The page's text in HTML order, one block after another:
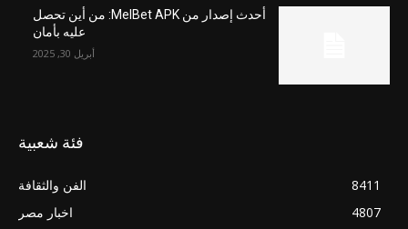
أحدث إصدار من MelBet APK: من أين تحصل
عليه بأمان
أبريل 30, 2025
فئة شعبية
الفن والثقافة
8411
اخبار مصر
4807